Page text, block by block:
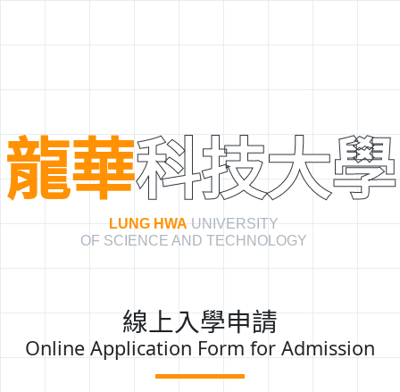
龍華科技大學
LUNG HWA UNIVERSITY
OF SCIENCE AND TECHNOLOGY
線上入學申請
Online Application Form for Admission